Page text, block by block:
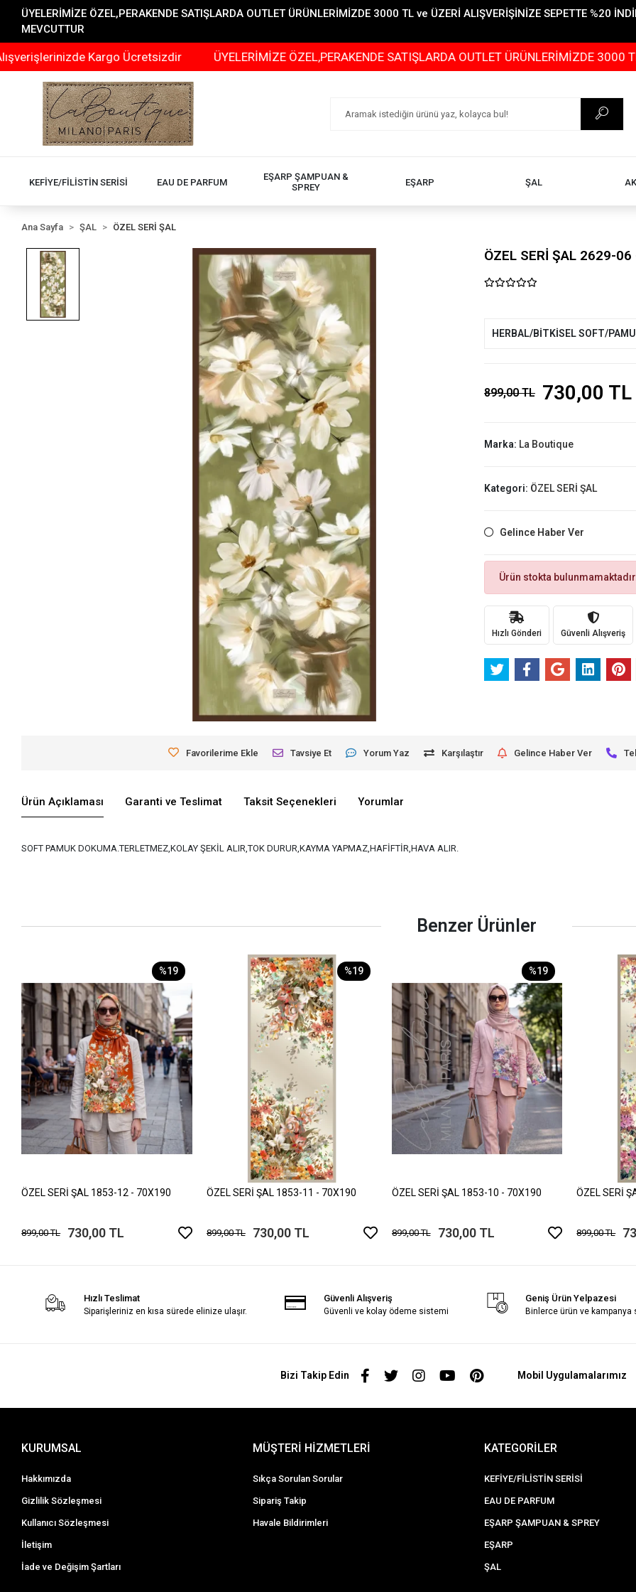
ÜYELERİMİZE ÖZEL,PERAKENDE SATIŞLARDA OUTLET ÜRÜNLERİMİZDE 3000 TL ve ÜZERİ ALIŞVERİŞİNİZE SEPETTE %20
MEVCUTTUR
Kargo Ücretsizdir ÜYELERİMİZE ÖZEL,PERAKENDE SATIŞLARDA OUTLET ÜRÜNLERİMİZDE 3000 TL ve
KEFİYE/FİLİSTİN SERİSİ EAU DE PARFUM
EŞARP ŞAMPUAN &
SPREY
EŞARP ŞAL
Ana Sayfa ŞAL ÖZEL SERİ ŞAL
ÖZEL SERİ ŞAL 2629-
HERBAL/BİTKİSEL SOFT/
899,00 TL 730,00 TL
Marka: La Boutique
Kategori: ÖZEL SERİ ŞAL
Gelince Haber Ver
Ürün stokta bulunmamaktadır.
Hızlı Gönderi Güvenli Alışveriş
Favorilerime Ekle Tavsiye Et Yorum Yaz Karşılaştır Gelince Haber Ver
Ürün Açıklaması Garanti ve Teslimat Taksit Seçenekleri Yorumlar
SOFT PAMUK DOKUMA.TERLETMEZ,KOLAY ŞEKİL ALIR,TOK DURUR,KAYMA YAPMAZ,HAFİFTİR,HAVA ALIR.
Benzer Ürünler
%19
ÖZEL SERİ ŞAL 1853-12 - 70X190
899,00 TL 730,00 TL
%19
ÖZEL SERİ ŞAL 1853-11 - 70X190
899,00 TL 730,00 TL
%19
ÖZEL SERİ ŞAL 1853-10 - 70X190
899,00 TL 730,00 TL
ÖZEL SERİ
899,00 TL
Hızlı Teslimat
Siparişleriniz en kısa sürede elinize ulaşır.
Güvenli Alışveriş
Güvenli ve kolay ödeme sistemi
Geniş Ürün Yelpazesi
Binlerce ürün ve kampanya
Bizi Takip Edin Mobil Uygulamalarımız
KURUMSAL
Hakkımızda
Gizlilik Sözleşmesi
Kullanıcı Sözleşmesi
İletişim
İade ve Değişim Şartları
MÜŞTERİ HİZMETLERİ
Sıkça Sorulan Sorular
Sipariş Takip
Havale Bildirimleri
KATEGORİLER
KEFİYE/FİLİSTİN SERİSİ
EAU DE PARFUM
EŞARP ŞAMPUAN & SPREY
EŞARP
ŞAL